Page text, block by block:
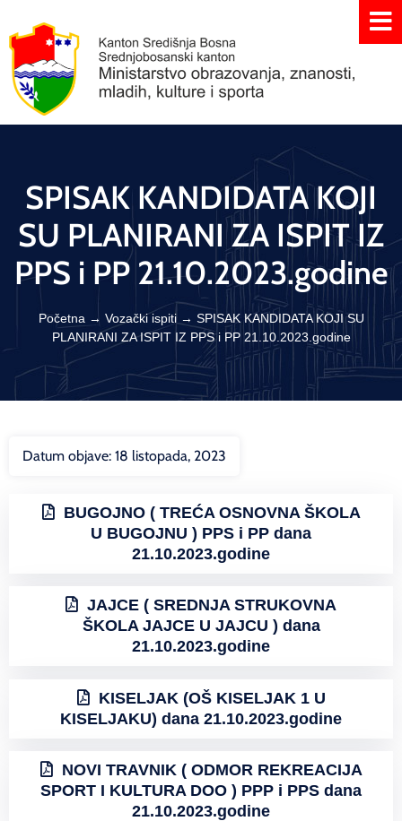
SPISAK KANDIDATA KOJI
SU PLANIRANI ZA ISPIT IZ
PPS i PP 21.10.2023.godine
Početna → Vozački ispiti→ SPISAK KANDIDATA KOJI SU
PLANIRANI ZA ISPIT IZ PPS i PP 21.10.2023.godine
Datum objave: 18 listopada, 2023
BUGOJNO ( TREĆA OSNOVNA ŠKOLA
U BUGOJNU ) PPS i PP dana
21.10.2023.godine
JAJCE ( SREDNJA STRUKOVNA
ŠKOLA JAJCE U JAJCU ) dana
21.10.2023.godine
KISELJAK (OŠ KISELJAK 1 U
KISELJAKU) dana 21.10.2023.godine
NOVI TRAVNIK ( ODMOR REKREACIJA
SPORT I KULTURA DOO ) PPP i PPS dana
21.10.2023.godine